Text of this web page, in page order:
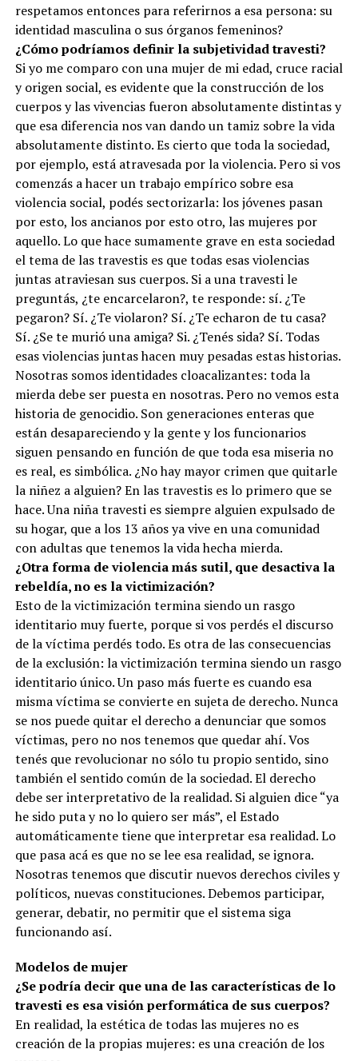
respetamos entonces para referirnos a esa persona: su
identidad masculina o sus órganos femeninos?
¿Cómo podríamos definir la subjetividad travesti?
Si yo me comparo con una mujer de mi edad, cruce racial
y origen social, es evidente que la construcción de los
cuerpos y las vivencias fueron absolutamente distintas y
que esa diferencia nos van dando un tamiz sobre la vida
absolutamente distinto. Es cierto que toda la sociedad,
por ejemplo, está atravesada por la violencia. Pero si vos
comenzás a hacer un trabajo empírico sobre esa
violencia social, podés sectorizarla: los jóvenes pasan
por esto, los ancianos por esto otro, las mujeres por
aquello. Lo que hace sumamente grave en esta sociedad
el tema de las travestis es que todas esas violencias
juntas atraviesan sus cuerpos. Si a una travesti le
preguntás, ¿te encarcelaron?, te responde: sí. ¿Te
pegaron? Sí. ¿Te violaron? Sí. ¿Te echaron de tu casa?
Sí. ¿Se te murió una amiga? Si. ¿Tenés sida? Sí. Todas
esas violencias juntas hacen muy pesadas estas historias.
Nosotras somos identidades cloacalizantes: toda la
mierda debe ser puesta en nosotras. Pero no vemos esta
historia de genocidio. Son generaciones enteras que
están desapareciendo y la gente y los funcionarios
siguen pensando en función de que toda esa miseria no
es real, es simbólica. ¿No hay mayor crimen que quitarle
la niñez a alguien? En las travestis es lo primero que se
hace. Una niña travesti es siempre alguien expulsado de
su hogar, que a los 13 años ya vive en una comunidad
con adultas que tenemos la vida hecha mierda.
¿Otra forma de violencia más sutil, que desactiva la
rebeldía, no es la victimización?
Esto de la victimización termina siendo un rasgo
identitario muy fuerte, porque si vos perdés el discurso
de la víctima perdés todo. Es otra de las consecuencias
de la exclusión: la victimización termina siendo un rasgo
identitario único. Un paso más fuerte es cuando esa
misma víctima se convierte en sujeta de derecho. Nunca
se nos puede quitar el derecho a denunciar que somos
víctimas, pero no nos tenemos que quedar ahí. Vos
tenés que revolucionar no sólo tu propio sentido, sino
también el sentido común de la sociedad. El derecho
debe ser interpretativo de la realidad. Si alguien dice “ya
he sido puta y no lo quiero ser más”, el Estado
automáticamente tiene que interpretar esa realidad. Lo
que pasa acá es que no se lee esa realidad, se ignora.
Nosotras tenemos que discutir nuevos derechos civiles y
políticos, nuevas constituciones. Debemos participar,
generar, debatir, no permitir que el sistema siga
funcionando así.
Modelos de mujer
¿Se podría decir que una de las características de lo
travesti es esa visión performática de sus cuerpos?
En realidad, la estética de todas las mujeres no es
creación de la propias mujeres: es una creación de los